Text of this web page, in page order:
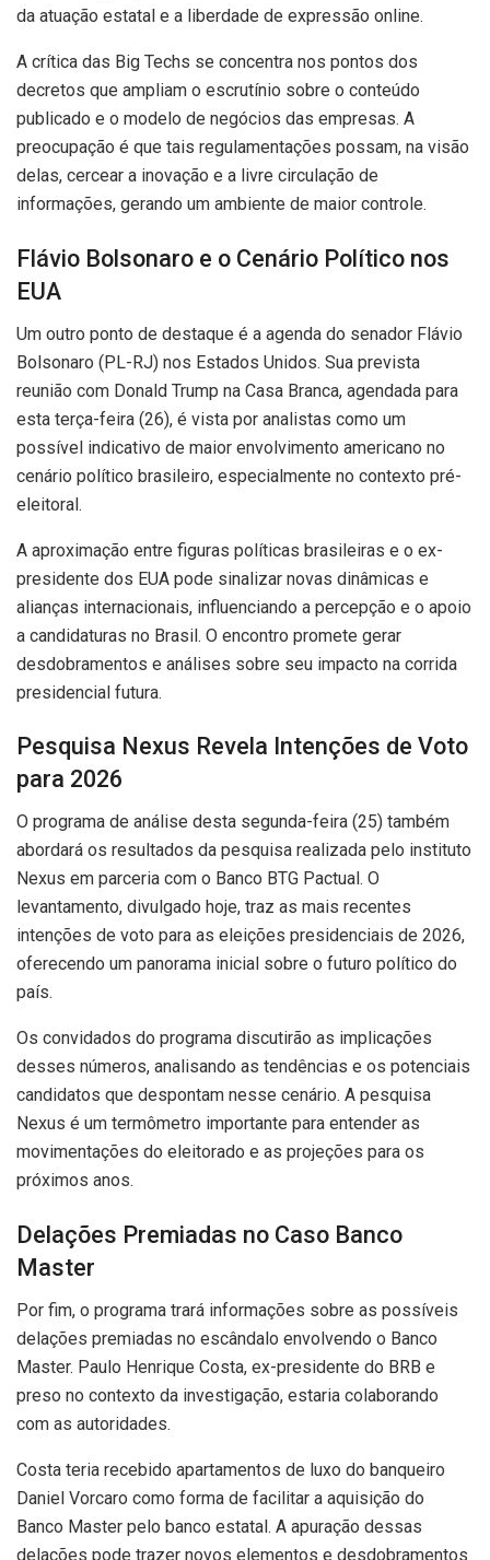
da atuação estatal e a liberdade de expressão online.
A crítica das Big Techs se concentra nos pontos dos
decretos que ampliam o escrutínio sobre o conteúdo
publicado e o modelo de negócios das empresas. A
preocupação é que tais regulamentações possam, na visão
delas, cercear a inovação e a livre circulação de
informações, gerando um ambiente de maior controle.
Flávio Bolsonaro e o Cenário Político nos
EUA
Um outro ponto de destaque é a agenda do senador Flávio
Bolsonaro (PL-RJ) nos Estados Unidos. Sua prevista
reunião com Donald Trump na Casa Branca, agendada para
esta terça-feira (26), é vista por analistas como um
possível indicativo de maior envolvimento americano no
cenário político brasileiro, especialmente no contexto pré-
eleitoral.
A aproximação entre figuras políticas brasileiras e o ex-
presidente dos EUA pode sinalizar novas dinâmicas e
alianças internacionais, influenciando a percepção e o apoio
a candidaturas no Brasil. O encontro promete gerar
desdobramentos e análises sobre seu impacto na corrida
presidencial futura.
Pesquisa Nexus Revela Intenções de Voto
para 2026
O programa de análise desta segunda-feira (25) também
abordará os resultados da pesquisa realizada pelo instituto
Nexus em parceria com o Banco BTG Pactual. O
levantamento, divulgado hoje, traz as mais recentes
intenções de voto para as eleições presidenciais de 2026,
oferecendo um panorama inicial sobre o futuro político do
país.
Os convidados do programa discutirão as implicações
desses números, analisando as tendências e os potenciais
candidatos que despontam nesse cenário. A pesquisa
Nexus é um termômetro importante para entender as
movimentações do eleitorado e as projeções para os
próximos anos.
Delações Premiadas no Caso Banco
Master
Por fim, o programa trará informações sobre as possíveis
delações premiadas no escândalo envolvendo o Banco
Master. Paulo Henrique Costa, ex-presidente do BRB e
preso no contexto da investigação, estaria colaborando
com as autoridades.
Costa teria recebido apartamentos de luxo do banqueiro
Daniel Vorcaro como forma de facilitar a aquisição do
Banco Master pelo banco estatal. A apuração dessas
delações pode trazer novos elementos e desdobramentos